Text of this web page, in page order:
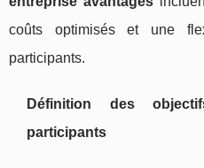
coûts optimisés et une
participants.
Définition des
participants